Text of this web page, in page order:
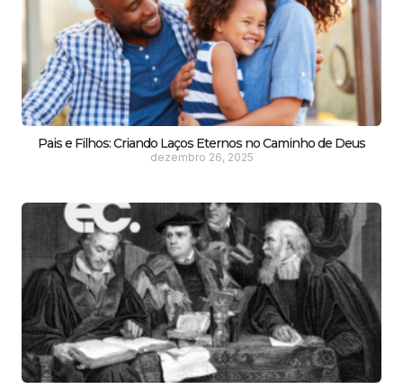
Pais e Filhos: Criando Laços Eternos no Caminho de Deus
dezembro 26, 2025